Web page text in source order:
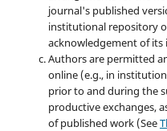
journal's published
institutional repository
acknowledgement of
Authors are permitted
online (e.g., in
prior to and during the
productive exchanges,
of published work (See